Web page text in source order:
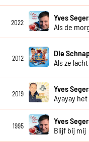
2022
Yves
Als de
2012
Die
Als ze lacht
2019
Yves
Ayayay
1995
Yves
Blijf bij mij